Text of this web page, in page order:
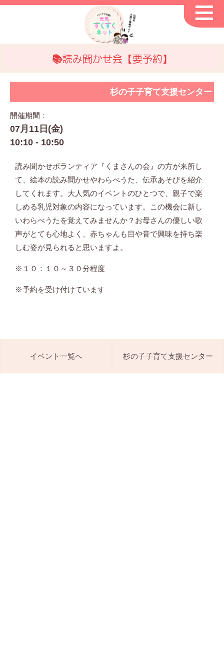
📚読み聞かせ会【要予約】
杉の子子育て支援センター
開催期間：
07月11日(金)
10:10 - 10:50
読み聞かせボランティア『くまさんの会』の方が来所し
て、絵本の読み聞かせやわらべうた、伝承あそびを紹介
してくれます。大人気のイベントのひとつで、親子で楽
しめる乳児対象の内容になっています。この機会に新し
いわらべうたを覚えてみませんか？お母さんの優しい歌
声がとても心地よく、赤ちゃんも目や音で興味を持ち楽
しむ姿が見られると思いますよ。
※１０：１０～３０分程度
※予約を受け付けています
イベント一覧へ 杉の子子育て支援センター